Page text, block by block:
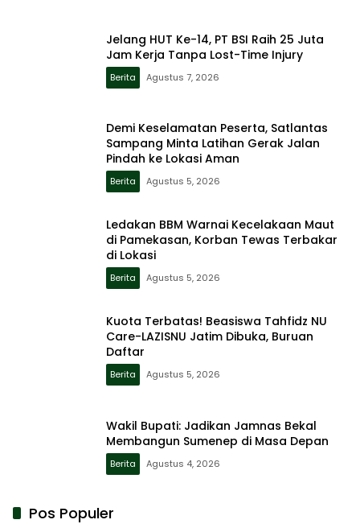
Jelang HUT Ke-14, PT BSI Raih 25 Juta
Jam Kerja Tanpa Lost-Time Injury
Berita Agustus 7, 2026
Demi Keselamatan Peserta, Satlantas
Sampang Minta Latihan Gerak Jalan
Pindah ke Lokasi Aman
Berita Agustus 5, 2026
Ledakan BBM Warnai Kecelakaan Maut
di Pamekasan, Korban Tewas Terbakar
di Lokasi
Berita Agustus 5, 2026
Kuota Terbatas! Beasiswa Tahfidz NU
Care-LAZISNU Jatim Dibuka, Buruan
Daftar
Berita Agustus 5, 2026
Wakil Bupati: Jadikan Jamnas Bekal
Membangun Sumenep di Masa Depan
Berita Agustus 4, 2026
Pos Populer